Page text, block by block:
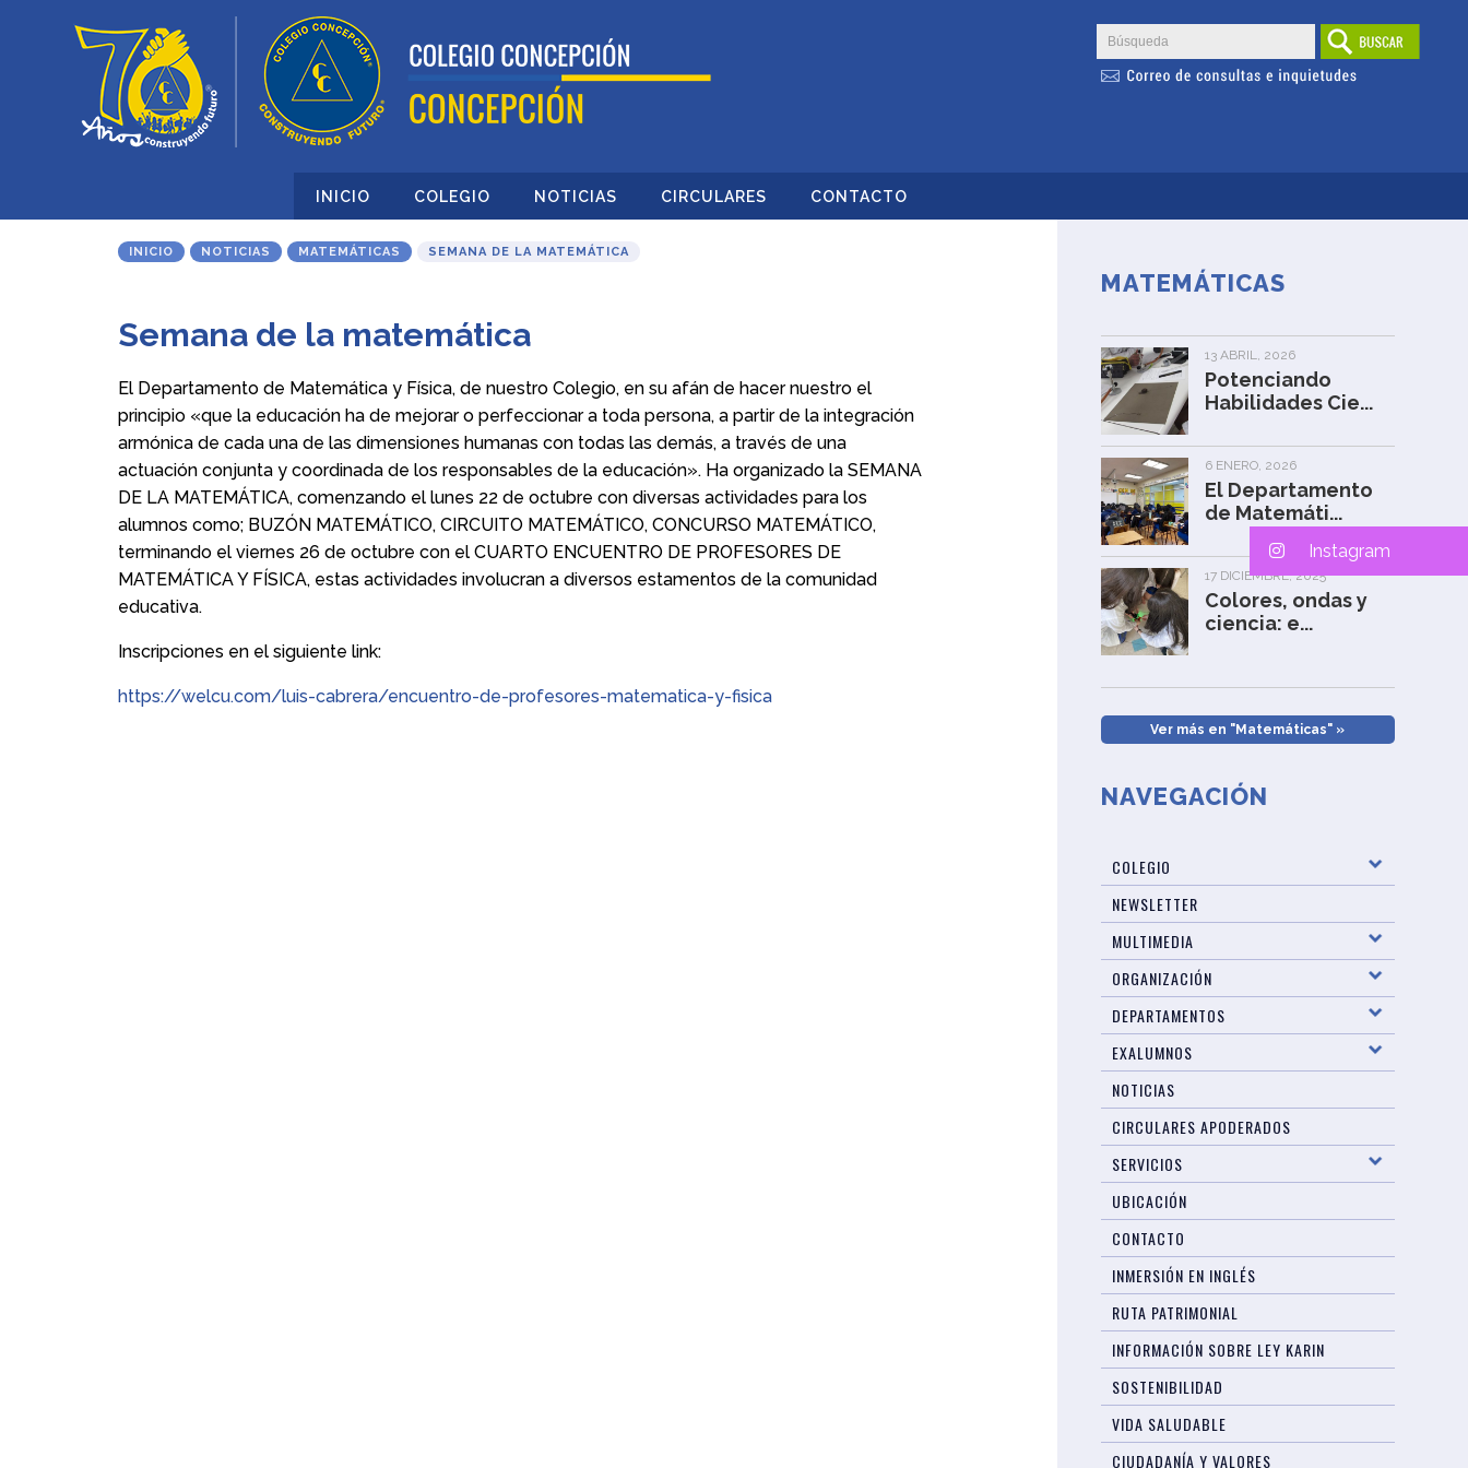
INICIO COLEGIO NOTICIAS CIRCULARES CONTACTO
INICIO NOTICIAS MATEMÁTICAS SEMANA DE LA MATEMÁTICA
Semana de la matemática
El Departamento de Matemática y Física, de nuestro Colegio, en su afán de hacer nuestro el
principio «que la educación ha de mejorar o perfeccionar a toda persona, a partir de la integración
armónica de cada una de las dimensiones humanas con todas las demás, a través de una
actuación conjunta y coordinada de los responsables de la educación». Ha organizado la SEMANA
DE LA MATEMÁTICA, comenzando el lunes 22 de octubre con diversas actividades para los
alumnos como; BUZÓN MATEMÁTICO, CIRCUITO MATEMÁTICO, CONCURSO MATEMÁTICO,
terminando el viernes 26 de octubre con el CUARTO ENCUENTRO DE PROFESORES DE
MATEMÁTICA Y FÍSICA, estas actividades involucran a diversos estamentos de la comunidad
educativa.
Inscripciones en el siguiente link:
https://welcu.com/luis-cabrera/encuentro-de-profesores-matematica-y-fisica
MATEMÁTICAS
13 ABRIL, 2026
Potenciando
Habilidades Cie...
6 ENERO, 2026
El Departamento
de Matemáti...
17 DICIEMBRE, 2025
Colores, ondas y
ciencia: e...
Ver más en "Matemáticas" »
NAVEGACIÓN
COLEGIO
NEWSLETTER
MULTIMEDIA
ORGANIZACIÓN
DEPARTAMENTOS
EXALUMNOS
NOTICIAS
CIRCULARES APODERADOS
SERVICIOS
UBICACIÓN
CONTACTO
INMERSIÓN EN INGLÉS
RUTA PATRIMONIAL
INFORMACIÓN SOBRE LEY KARIN
SOSTENIBILIDAD
VIDA SALUDABLE
CIUDADANÍA Y VALORES
Instagram